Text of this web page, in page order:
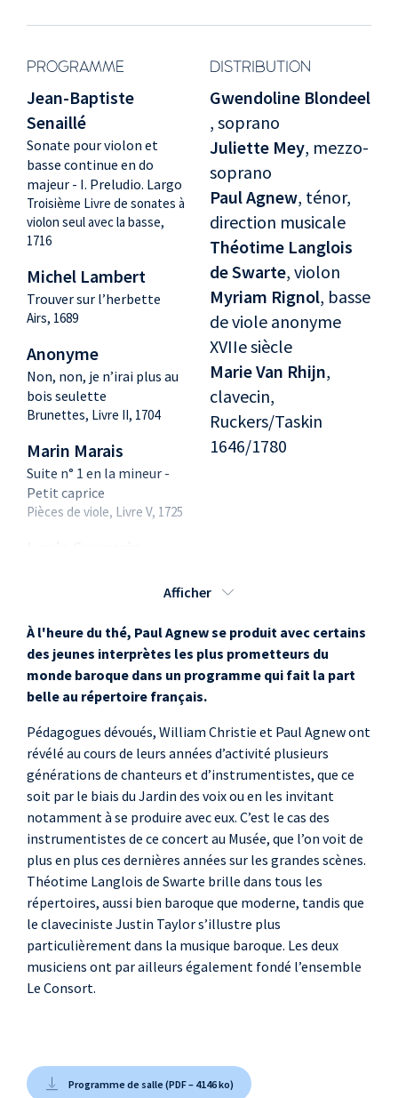
PROGRAMME DISTRIBUTION
Jean-Baptiste
Senaillé
Sonate pour violon et
basse continue en do
majeur - I. Preludio. Largo
Troisième Livre de sonates à
violon seul avec la basse,
1716
Michel Lambert
Trouver sur l’herbette
Airs, 1689
Anonyme
Non, non, je n’irai plus au
bois seulette
Brunettes, Livre II, 1704
Marin Marais
Suite n° 1 en la mineur -
Petit caprice
Pièces de viole, Livre V, 1725
J’avais cru qu’en vous
aimant
Brunettes, Livre I, 1703
Michel Lambert
Par mes chants tristes et
touchants
Airs, 1689
Anonyme
Sur cette charmante rive
Brunettes, Livre III, 1711
Michel Lambert
Amour je me suis plaint
cent fois
Airs, 1689
Jean-Philippe
Rameau
Dubuisson
Gwendoline Blondeel
, soprano
Juliette Mey, mezzo-
soprano
Paul Agnew, ténor,
direction musicale
Théotime Langlois
de Swarte, violon
Myriam Rignol, basse
de viole anonyme
XVIIe siècle
Marie Van Rhijn,
clavecin,
Ruckers/Taskin
1646/1780
Afficher
À l'heure du thé, Paul Agnew se produit avec certains
des jeunes interprètes les plus prometteurs du
monde baroque dans un programme qui fait la part
belle au répertoire français.
Pédagogues dévoués, William Christie et Paul Agnew ont
révélé au cours de leurs années d’activité plusieurs
générations de chanteurs et d’instrumentistes, que ce
soit par le biais du Jardin des voix ou en les invitant
notamment à se produire avec eux. C’est le cas des
instrumentistes de ce concert au Musée, que l’on voit de
plus en plus ces dernières années sur les grandes scènes.
Théotime Langlois de Swarte brille dans tous les
répertoires, aussi bien baroque que moderne, tandis que
le claveciniste Justin Taylor s’illustre plus
particulièrement dans la musique baroque. Les deux
musiciens ont par ailleurs également fondé l’ensemble
Le Consort.
Programme de salle (PDF – 4146 ko)